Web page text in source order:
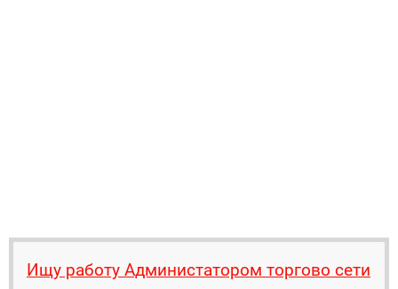
Ищу работу Администатором торгово сети